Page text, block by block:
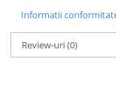
Informatii
Review-uri(0)